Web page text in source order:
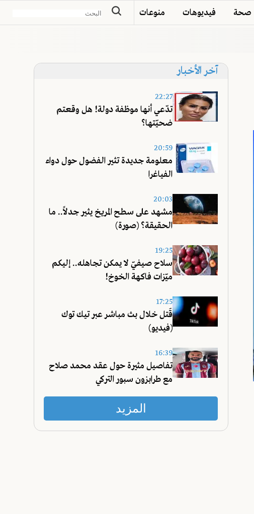
صحة فيديوهات منوعات
آخر الأخبار
22:27
تدّعي أنها موظفة دولة! هل وقعتم
ضحيّتها؟
20:59
معلومة جديدة تثير الفضول حول دواء
الفياغرا
20:03
مشهد على سطح المريخ يثير جدلاً.. ما
الحقيقة؟ (صورة)
19:25
سلاح صيفيّ لا يمكن تجاهله.. إليكم
ميّزات فاكهة الخوخ!
17:25
قُتل خلال بث مباشر عبر تيك توك
(فيديو)
16:39
تفاصيل مثيرة حول عقد محمد صلاح
مع طرابزون سبور التركي
المزيد